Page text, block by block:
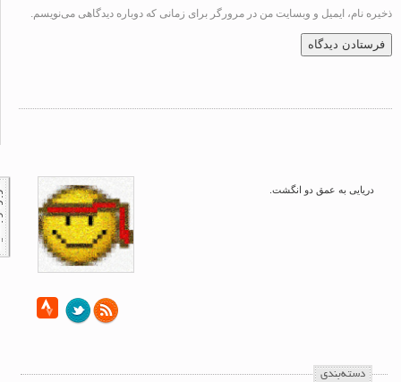
نام، ایمیل و وبسایت من در مرورگر برای زمانی که دوباره دیدگاهی می‌نویسم.
دریایی به عمق دو انگشت.
‌دسته‌بندی